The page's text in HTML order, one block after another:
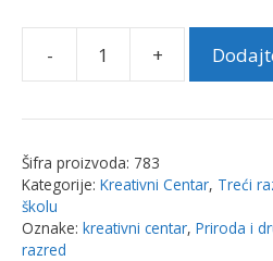
-
Priroda
društvo
treći
-
+
Šifra proizvoda: 783
Kategorije: Kreativni Centar, Treći
školu
Oznake: kreativni centar, Priroda i
razred